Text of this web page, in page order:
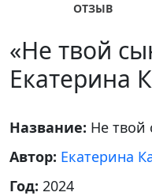
ОТЗЫВ
«Не твой
Екатерина
Название: Не твой
Автор: Екатерина
Год: 2024